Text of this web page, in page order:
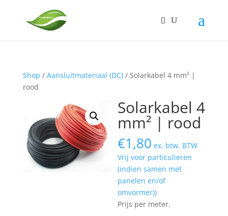
Shop / Aansluitmateriaal (DC)/ Solarkabel 4 mm² |
rood
Solarkabel 4
mm² | rood
€1,80 ex. btw. BTW
Vrij voor particulieren
(indien samen met
panelen en/of
omvormer))
Prijs per meter.